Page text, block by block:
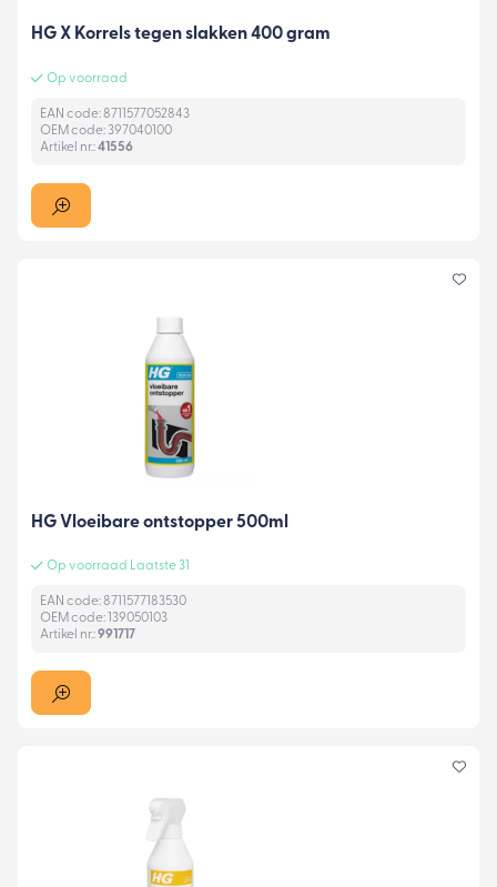
HG X Korrels tegen slakken 400 gram
Op voorraad
EAN code: 8711577052843
OEM code: 397040100
Artikel nr.:41556
HG Vloeibare ontstopper 500ml
Op voorraad Laatste 31
EAN code: 8711577183530
OEM code: 139050103
Artikel nr.:991717